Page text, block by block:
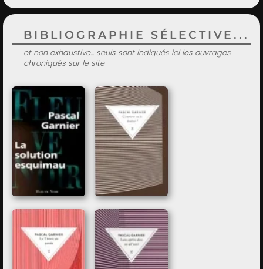
BIBLIOGRAPHIE SÉLECTIVE...
et non exhaustive... seuls sont indiqués ici les ouvrages
chroniqués sur le site